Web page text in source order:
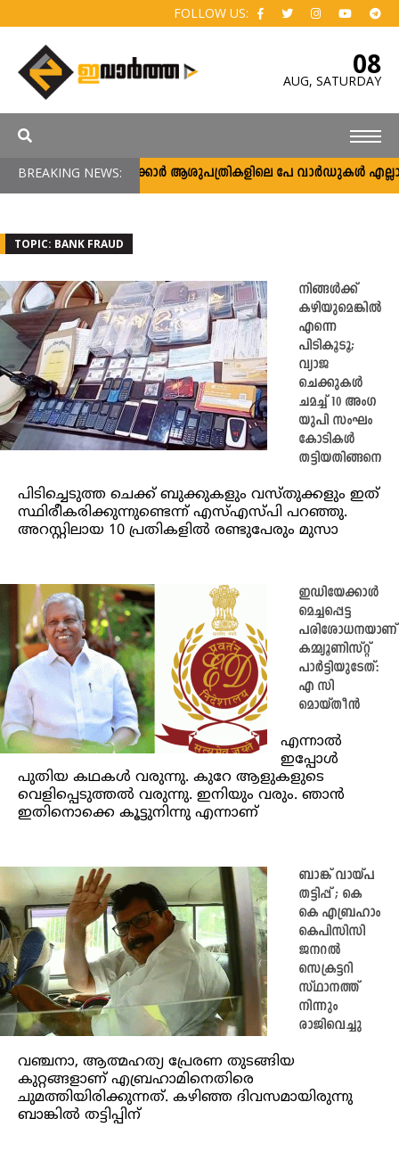
FOLLOW US:
08
AUG, SATURDAY
BREAKING NEWS:സർക്കാർ ആശുപത്രികളിലെ പേ വാർഡുകൾ
TOPIC: BANK FRAUD
നിങ്ങൾക്ക്
കഴിയുമെങ്കിൽ
എന്നെ
പിടികൂടൂ;
വ്യാജ
ചെക്കുകൾ
ചമച്ച് 10 അംഗ
യുപി സംഘം
കോടികൾ
തട്ടിയതിങ്ങനെ
പിടിച്ചെടുത്ത ചെക്ക് ബുക്കുകളും വസ്തുക്കളും ഇത്
സ്ഥിരീകരിക്കുന്നുണ്ടെന്ന് എസ്എസ്പി പറഞ്ഞു.
അറസ്റ്റിലായ 10 പ്രതികളിൽ രണ്ടുപേരും മുസാ
ഇഡിയേക്കാള്‍
മെച്ചപ്പെട്ട
പരിശോധനയാണ്
കമ്മ്യൂണിസ്റ്റ്
പാര്‍ട്ടിയുടേത്:
എ സി
മൊയ്തീന്‍
എന്നാല്‍
ഇപ്പോള്‍
പുതിയ കഥകള്‍ വരുന്നു. കുറേ ആളുകളുടെ
വെളിപ്പെടുത്തല്‍ വരുന്നു. ഇനിയും വരും. ഞാന്‍
ഇതിനൊക്കെ കൂട്ടുനിന്നു എന്നാണ്
ബാങ്ക് വായ്പ
തട്ടിപ്പ് ; കെ
കെ എബ്രഹാം
കെപിസിസി
ജനറല്‍
സെക്രട്ടറി
സ്ഥാനത്ത്
നിന്നും
രാജിവെച്ചു
വഞ്ചനാ, ആത്മഹത്യ പ്രേരണ തുടങ്ങിയ
കുറ്റങ്ങളാണ് എബ്രഹാമിനെതിരെ
ചുമത്തിയിരിക്കുന്നത്. കഴിഞ്ഞ ദിവസമായിരുന്നു
ബാങ്കില്‍ തട്ടിപ്പിന്